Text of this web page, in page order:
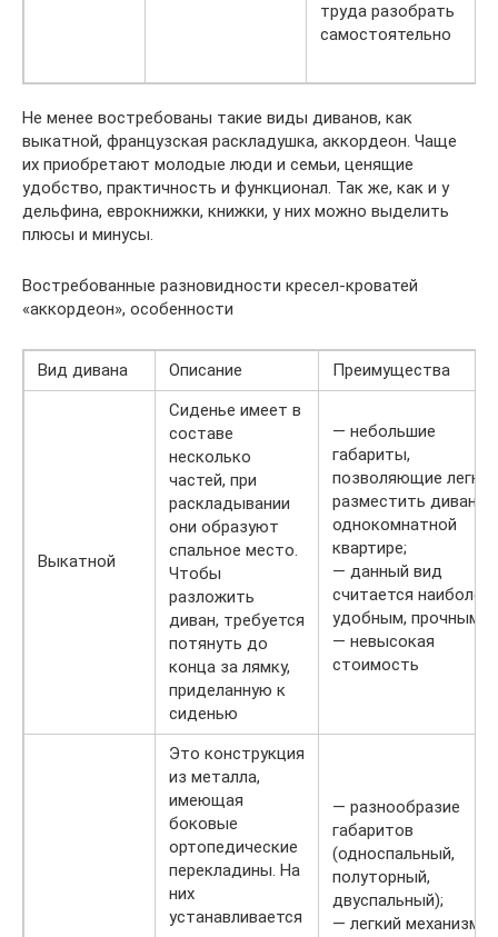
труда разобрать
самостоятельно
Не менее востребованы такие виды диванов, как
выкатной, французская раскладушка, аккордеон. Чаще
их приобретают молодые люди и семьи, ценящие
удобство, практичность и функционал. Так же, как и у
дельфина, еврокнижки, книжки, у них можно выделить
плюсы и минусы.
Востребованные разновидности кресел-кроватей
«аккордеон», особенности
Вид дивана Описание Преимущества
Выкатной
Сиденье имеет в
составе
несколько
частей, при
раскладывании
они образуют
спальное место.
Чтобы
разложить
диван, требуется
потянуть до
конца за лямку,
приделанную к
сиденью
— небольшие
габариты,
позволяющие легко
разместить диван в
однокомнатной
квартире;
— данный вид
считается наиболее
удобным, прочным;
— невысокая
стоимость
Это конструкция
из металла,
имеющая
боковые
ортопедические
перекладины. На
них
устанавливается
— разнообразие
габаритов
(односпальный,
полуторный,
двуспальный);
— легкий механизм